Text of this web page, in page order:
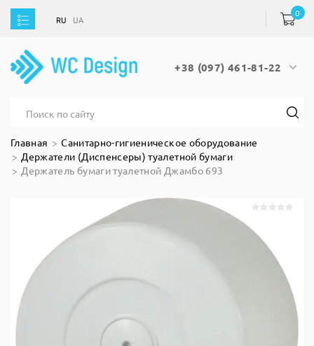
UA
+38 (097) 461-81-22
RU UA
0
Главная
Санитарно-гигиеническое оборудование
Держатели (Диспенсеры) туалетной бумаги
Держатель бумаги туалетной Джамбо 693